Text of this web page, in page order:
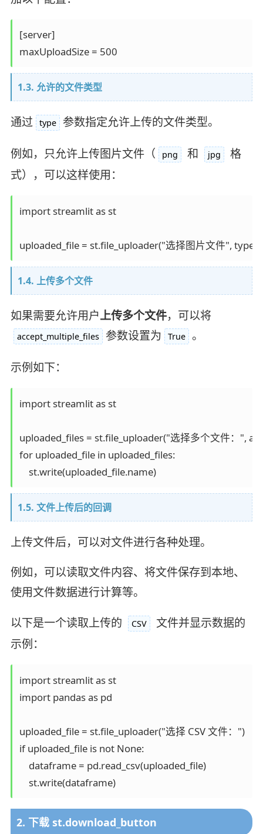
[server]
1.3. 允许的文件类型
通过 type 参数指定允许上传的文件类型。
例如，只允许上传图片文件（ png 和 jpg
格
式），可以这样使用：
import streamlit as st
1.4. 上传多个文件
如果需要允许用户上传多个文件，可以将
accept_multiple_files 参数设置为 True 。
示例如下：
import streamlit as st
uploaded_files = st.file_uploader("选择多个文件：",
for uploaded_file in uploaded_files:
    st.write(uploaded_file.name)
1.5. 文件上传后的回调
上传文件后，可以对文件进行各种处理。
例如，可以读取文件内容、将文件保存到本地、
使用文件数据进行计算等。
以下是一个读取上传的
CSV
文件并显示数据的
示例：
import streamlit as st
import pandas as pd
uploaded_file = st.file_uploader("选择 CSV 文件：")
if uploaded_file is not None:
    dataframe = pd.read_csv(uploaded_file)
    st.write(dataframe)
2. 下载 st.download_button